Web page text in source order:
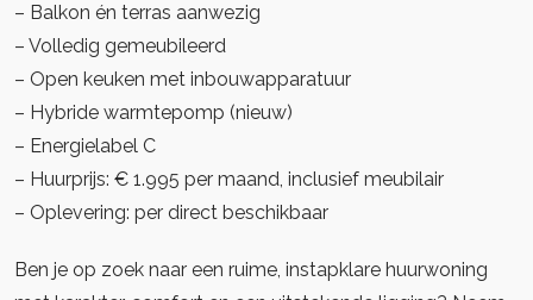
– Balkon én terras aanwezig
– Volledig gemeubileerd
– Open keuken met inbouwapparatuur
– Hybride warmtepomp (nieuw)
– Energielabel C
– Huurprijs: € 1.995 per maand, inclusief meubilair
– Oplevering: per direct beschikbaar
Ben je op zoek naar een ruime, instapklare huurwoning